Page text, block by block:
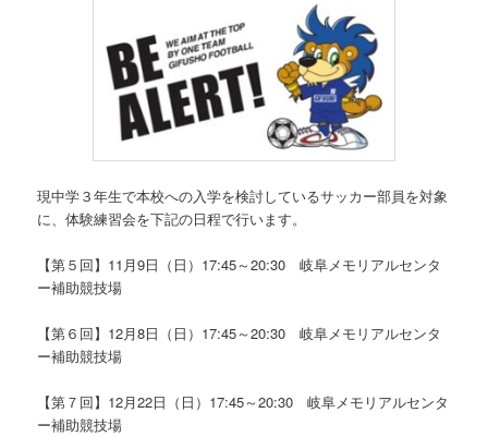
現中学３年生で本校への入学を検討しているサッカー部員を対象
に、体験練習会を下記の日程で行います。
【第５回】11月9日（日）17:45～20:30 岐阜メモリアルセンタ
ー補助競技場
【第６回】12月8日（日）17:45～20:30 岐阜メモリアルセンタ
ー補助競技場
【第７回】12月22日（日）17:45～20:30 岐阜メモリアルセンタ
ー補助競技場